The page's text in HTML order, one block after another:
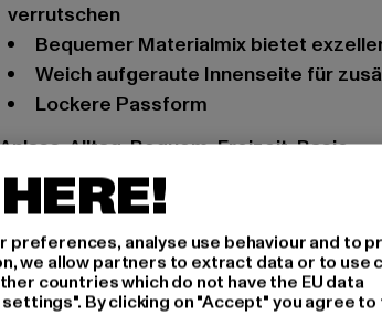
verrutschen
Bequemer Materialmix bietet
Weich aufgeraute Innenseite für
Lockere Passform
Anlass: Alltag, Bequem, Freizeit, Basic
Ausschnitt: Kapuze
Ärmelart: Langarm
Schnitt: Locker
Marke: Urban Classics
Kat.: Hoodies
analyse use behaviour and to
we allow partners to extract data or to use
countries which do not have the EU data
By clicking on "Accept" you agree to